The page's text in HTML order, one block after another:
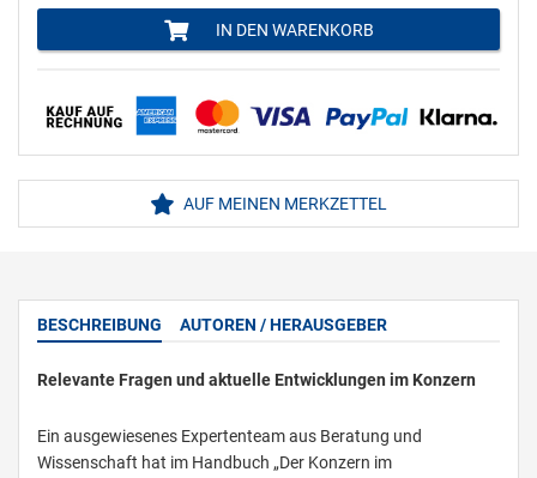
IN DEN WARENKORB
AUF MEINEN MERKZETTEL
BESCHREIBUNG AUTOREN / HERAUSGEBER
Relevante Fragen und aktuelle Entwicklungen im Konzern
Ein ausgewiesenes Expertenteam aus Beratung und
Wissenschaft hat im Handbuch „Der Konzern im